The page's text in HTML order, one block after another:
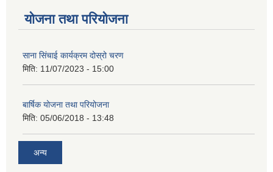
योजना तथा परियोजना
साना सिंचाई कार्यक्रम दोस्रो चरण
मिति: 11/07/2023 - 15:00
बार्षिक योजना तथा परियोजना
मिति: 05/06/2018 - 13:48
अन्य